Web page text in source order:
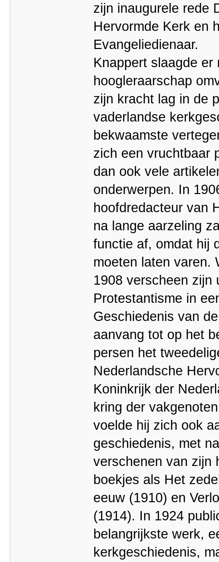
zijn inaugurele rede
Hervormde Kerk en
Evangeliedienaar.
Knappert slaagde
hoogleraarschap
zijn kracht lag in de
vaderlandse
bekwaamste
zich een vruchtbaar
dan ook vele
onderwerpen. In
hoofdredacteur van
na lange aarzeling
functie af, omdat hij
moeten laten varen.
1908 verscheen zijn
Protestantisme in
Geschiedenis van
aanvang tot op het
persen het
Nederlandsche
Koninkrijk der
kring der
voelde hij zich ook
geschiedenis, met
verschenen van zijn
boekjes als Het
eeuw (1910) en
(1914). In 1924
belangrijkste werk,
kerkgeschiedenis,